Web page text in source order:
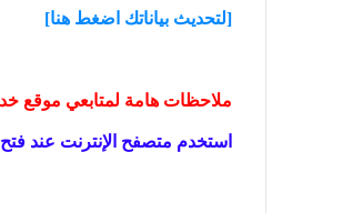
[لتحديث بياناتك اضغط هنا]
ملاحظات هامة لمتابعي موقع
استخدم متصفح الإنترنت عند